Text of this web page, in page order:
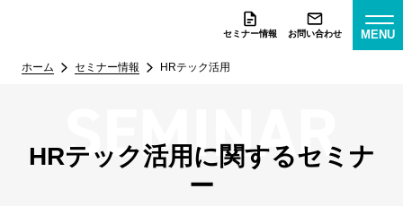
セミナー情報 お問い合わせ MENU
ホーム セミナー情報 HRテック活用
HRテック活用に関するセミナ
ー